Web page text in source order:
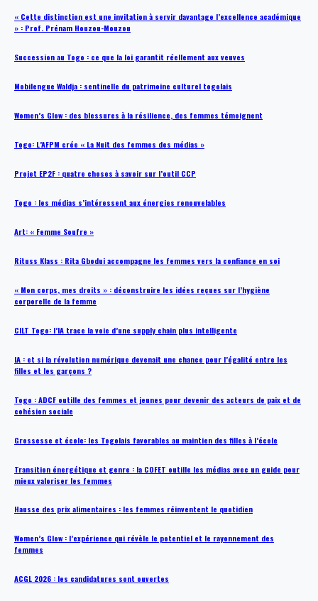
« Cette distinction est une invitation à servir davantage l’excellence académique
» : Prof. Prénam Houzou-Mouzou
Succession au Togo : ce que la loi garantit réellement aux veuves
Mobilengue Waldja : sentinelle du patrimoine culturel togolais
Women’s Glow : des blessures à la résilience, des femmes témoignent
Togo: L’AFPM crée « La Nuit des femmes des médias »
Projet EP2F : quatre choses à savoir sur l’outil CCP
Togo : les médias s’intéressent aux énergies renouvelables
Art: « Femme Soufre »
Rituss Klass : Rita Gbodui accompagne les femmes vers la confiance en soi
« Mon corps, mes droits » : déconstruire les idées reçues sur l’hygiène
corporelle de la femme
CILT Togo: l’IA trace la voie d’une supply chain plus intelligente
IA : et si la révolution numérique devenait une chance pour l’égalité entre les
filles et les garçons ?
Togo : ADCF outille des femmes et jeunes pour devenir des acteurs de paix et de
cohésion sociale
Grossesse et école: les Togolais favorables au maintien des filles à l’école
Transition énergétique et genre : la COFET outille les médias avec un guide pour
mieux valoriser les femmes
Hausse des prix alimentaires : les femmes réinventent le quotidien
Women’s Glow : l’expérience qui révèle le potentiel et le rayonnement des
femmes
ACGL 2026 : les candidatures sont ouvertes